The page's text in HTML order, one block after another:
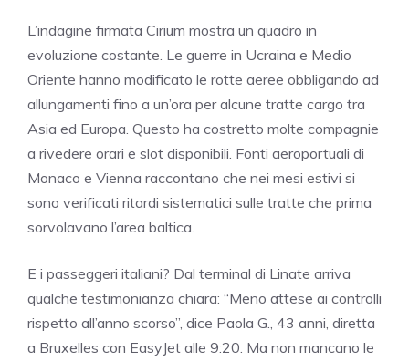
L’indagine firmata Cirium mostra un quadro in
evoluzione costante. Le guerre in Ucraina e Medio
Oriente hanno modificato le rotte aeree obbligando ad
allungamenti fino a un’ora per alcune tratte cargo tra
Asia ed Europa. Questo ha costretto molte compagnie
a rivedere orari e slot disponibili. Fonti aeroportuali di
Monaco e Vienna raccontano che nei mesi estivi si
sono verificati ritardi sistematici sulle tratte che prima
sorvolavano l’area baltica.
E i passeggeri italiani? Dal terminal di Linate arriva
qualche testimonianza chiara: “Meno attese ai controlli
rispetto all’anno scorso”, dice Paola G., 43 anni, diretta
a Bruxelles con EasyJet alle 9:20. Ma non mancano le